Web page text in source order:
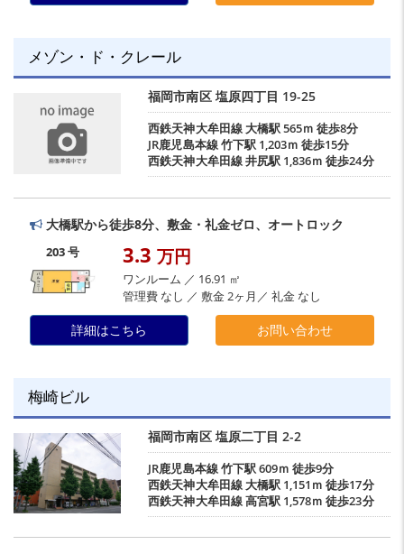
メゾン・ド・クレール
福岡市南区 塩原四丁目 19-25
西鉄天神大牟田線大橋駅565ｍ 徒歩8分
JR鹿児島本線竹下駅1,203ｍ 徒歩15分
西鉄天神大牟田線井尻駅1,836ｍ 徒歩24分
大橋駅から徒歩8分、敷金・礼金ゼロ、オートロック
203 号 3.3 万円
ワンルーム ／ 16.91 ㎡
管理費 なし ／ 敷金 2ヶ月／ 礼金 なし
詳細はこちら お問い合わせ
梅崎ビル
福岡市南区 塩原二丁目 2-2
JR鹿児島本線竹下駅609ｍ 徒歩9分
西鉄天神大牟田線大橋駅1,151ｍ 徒歩17分
西鉄天神大牟田線高宮駅1,578ｍ 徒歩23分